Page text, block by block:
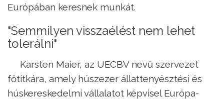
Európában keresnek munkát.
"Semmilyen visszaélést nem lehet
tolerálni"
Karsten Maier, az UECBV nevű szervezet
főtitkára, amely húszezer állattenyésztési és
húskereskedelmi vállalatot képvisel Európa-